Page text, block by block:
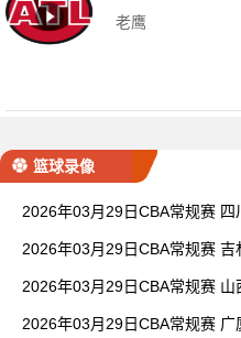
老鹰
篮球录像
2026年03月29日CBA常规赛 四
2026年03月29日CBA常规赛 吉
2026年03月29日CBA常规赛 山
2026年03月29日CBA常规赛 广